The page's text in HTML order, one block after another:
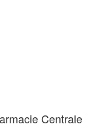
Centrale